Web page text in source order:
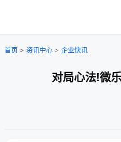
首页 > 资讯中心 > 企业快讯
对局心法!微